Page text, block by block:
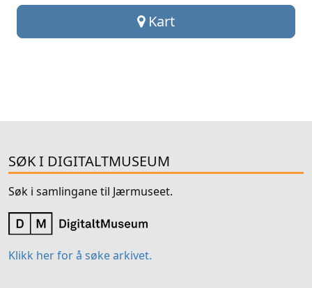
Kart
SØK I DIGITALTMUSEUM
Søk i samlingane til Jærmuseet.
Klikk her for å søke arkivet.